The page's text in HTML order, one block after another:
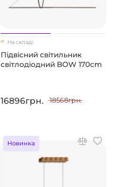
На складі
Підвісний світильник
світлодіодний BOW 170cm
16896грн. 18568грн.
Новинка